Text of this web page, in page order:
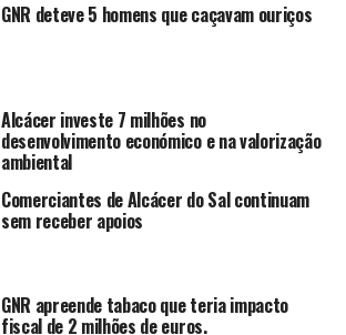
GNR deteve 5 homens que caçavam ouriços
Alcácer investe 7 milhões no
desenvolvimento económico e na valorização
ambiental
Comerciantes de Alcácer do Sal continuam
sem receber apoios
GNR apreende tabaco que teria impacto
fiscal de 2 milhões de euros.